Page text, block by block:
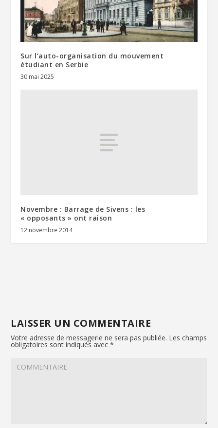
Sur l’auto-organisation du mouvement
étudiant en Serbie
30 mai 2025
Novembre : Barrage de Sivens : les
« opposants » ont raison
12 novembre 2014
LAISSER UN COMMENTAIRE
Votre adresse de messagerie ne sera pas publiée. Les champs
obligatoires sont indiqués avec*